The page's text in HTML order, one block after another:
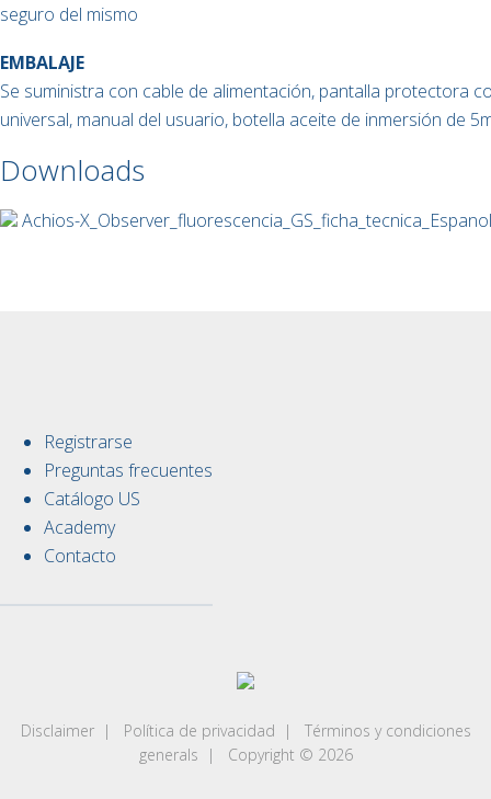
seguro del mismo
EMBALAJE
Se suministra con cable de alimentación, pantalla protectora
universal, manual del usuario, botella aceite de inmersión de
Downloads
Achios-X_Observer_fluorescencia_GS_ficha_tecnica_Espanol
Registrarse
Preguntas frecuentes
Catálogo US
Academy
Contacto
Disclaimer| Política de privacidad | Términos y condiciones
generals | Copyright © 2026